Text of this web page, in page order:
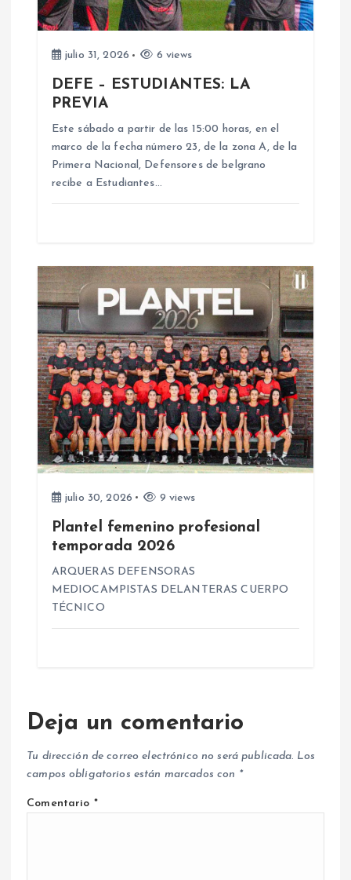
d
a
d
a
s
julio 31, 2026 6 views
DEFE – ESTUDIANTES: LA
PREVIA
Este sábado a partir de las 15:00 horas, en el
marco de la fecha número 23, de la zona A, de la
Primera Nacional, Defensores de belgrano
recibe a Estudiantes…
julio 30, 2026 9 views
Plantel femenino profesional
temporada 2026
ARQUERAS DEFENSORAS
MEDIOCAMPISTAS DELANTERAS CUERPO
TÉCNICO
Deja un comentario
Tu dirección de correo electrónico no será publicada. Los
campos obligatorios están marcados con *
Comentario *